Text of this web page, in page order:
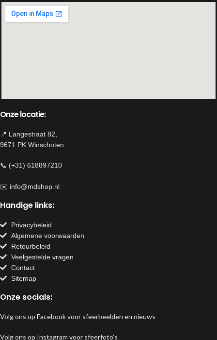
Onze locatie:
📍 Langestraat 82,
9671 PK Winschoten
📞 (+31) 618897210
✉️ info@mdshop.nl
Handige links:
Privacybeleid
Algemene voorwaarden
Retourbeleid
Veelgestelde vragen
Contact
Sitemap
Onze socials:
Volg ons op Facebook voor sfeerbeelden en nieuws
Volg ons op Instagram voor sfeerfoto’s